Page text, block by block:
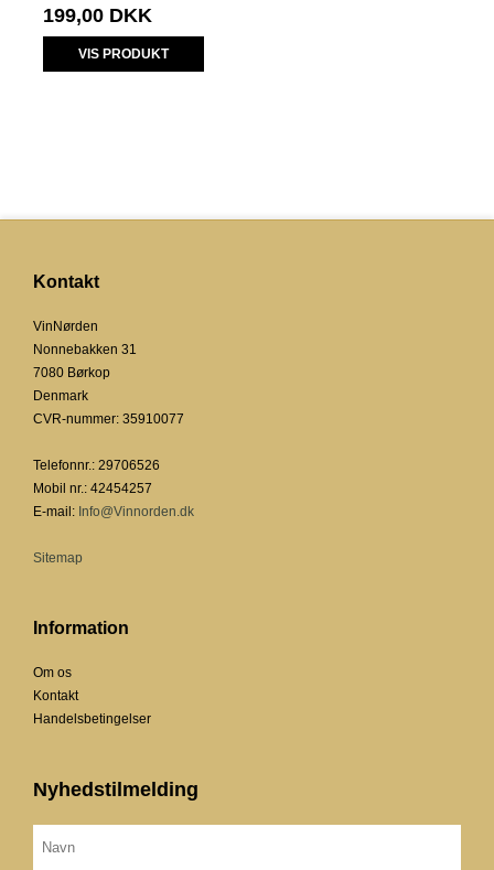
199,00 DKK
VIS PRODUKT
Kontakt
VinNørden
Nonnebakken 31
7080 Børkop
Denmark
CVR-nummer: 35910077
Telefonnr.: 29706526
Mobil nr.: 42454257
E-mail : Info@Vinnorden.dk
Sitemap
Information
Om os
Kontakt
Handelsbetingelser
Nyhedstilmelding